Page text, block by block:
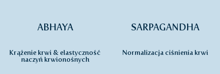
ABHAYA
Krążenie krwi & elastyczność
naczyń krwionośnych
SARPAGANDHA
Normalizacja ciśnienia krwi